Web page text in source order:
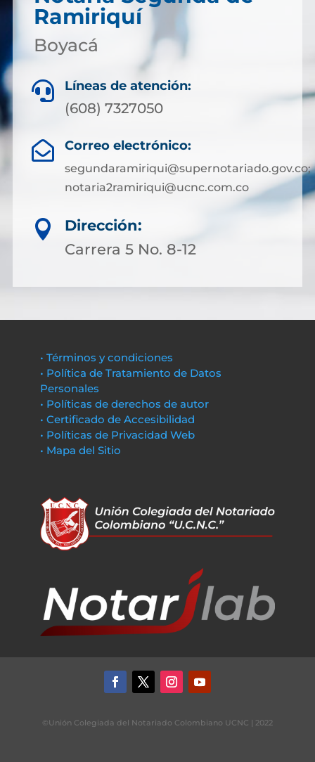
Ramiriquí
Boyacá
 Líneas de atención:
(608) 7327050
 Correo electrónico:
segundaramiriqui@supernotariado.gov.co;
notaria2ramiriqui@ucnc.com.co

Dirección:
Carrera 5 No. 8-12
• Términos y condiciones
• Política de Tratamiento de Datos
Personales
• Políticas de derechos de autor
• Certificado de Accesibilidad
• Políticas de Privacidad Web
• Mapa del Sitio
©Unión Colegiada del Notariado Colombiano UCNC | 2022